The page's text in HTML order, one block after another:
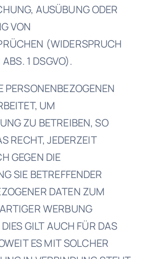
AUSÜBUNG ODER
VON
(WIDERSPRUCH
1 DSGVO).
PERSONENBEZOGENEN
UM
ZU BETREIBEN, SO
RECHT, JEDERZEIT
GEGEN DIE
SIE BETREFFENDER
DATEN ZUM
WERBUNG
GILT AUCH FÜR DAS
ES MIT SOLCHER